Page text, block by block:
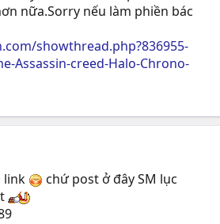
nữa.Sorry nếu làm phiền bác
showthread.php?836955-
Assassin-creed-Halo-Chrono-
link
chứ post ở đây SM lục